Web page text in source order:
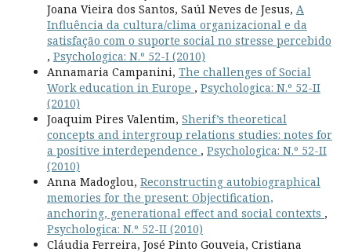
Joana Vieira dos Santos, Saúl Neves de Jesus, A
Influência da cultura/clima organizacional e da
satisfação com o suporte social no stresse percebido
, Psychologica: N.º 52-I (2010)
Annamaria Campanini, The challenges of Social
Work education in Europe , Psychologica: N.º 52-II
(2010)
Joaquim Pires Valentim, Sherif’s theoretical
concepts and intergroup relations studies: notes for
a positive interdependence , Psychologica: N.º 52-II
(2010)
Anna Madoglou, Reconstructing autobiographical
memories for the present: Objectification,
anchoring, generational effect and social contexts ,
Psychologica: N.º 52-II (2010)
Cláudia Ferreira, José Pinto Gouveia, Cristiana